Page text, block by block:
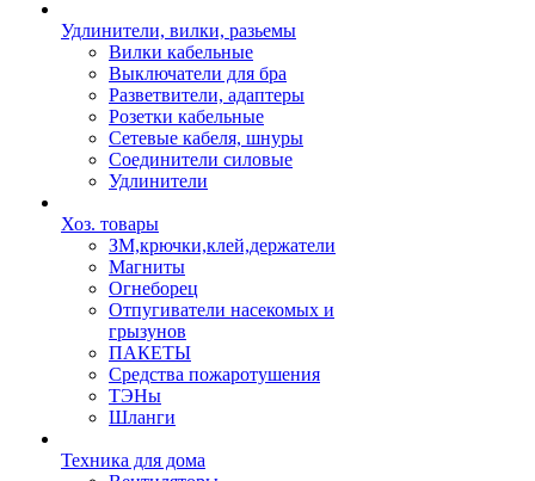
Удлинители, вилки, разьемы
Вилки кабельные
Выключатели для бра
Разветвители, адаптеры
Розетки кабельные
Сетевые кабеля, шнуры
Соединители силовые
Удлинители
Хоз. товары
ЗМ,крючки,клей,держатели
Магниты
Огнеборец
Отпугиватели насекомых и
грызунов
ПАКЕТЫ
Средства пожаротушения
ТЭНы
Шланги
Техника для дома